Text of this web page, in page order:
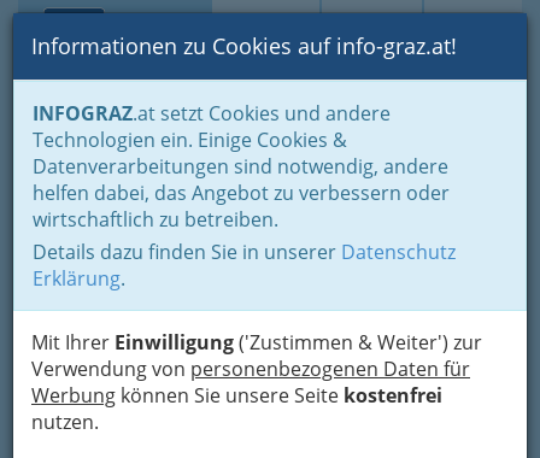
Suche Login Toggle
Informationen zu Cookies auf info-graz.at!
INFOGRAZ.at setzt Cookies und andere
Technologien ein. Einige Cookies &
Datenverarbeitungen sind notwendig, andere
helfen dabei, das Angebot zu verbessern oder
wirtschaftlich zu betreiben.
Details dazu finden Sie in unserer Datenschutz
Erklärung.
Mit Ihrer Einwilligung('Zustimmen & Weiter') zur
Verwendung von personenbezogenen Daten für
Werbung können Sie unsere Seite kostenfrei
nutzen.
Home Veranstaltungen
Veranstaltungen Graz
heute, wie im Kulturserver -
plus Events Steiermark!
Gratis eintragen im
Veranstaltungskalender.
Events, gute Unterhaltung - auch
Selbsteintrag, ob Party oder
Konzert